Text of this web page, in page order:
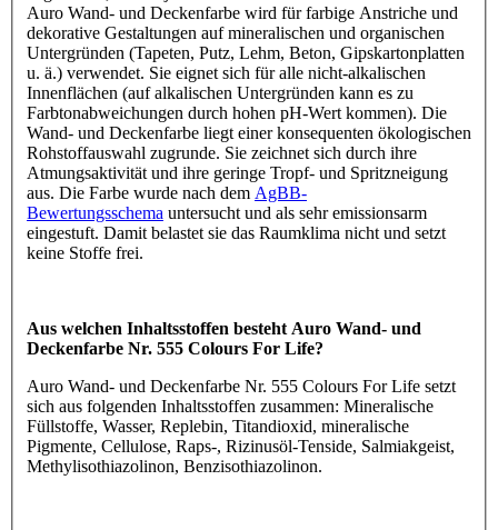
Auro Wand- und Deckenfarbe wird für farbige Anstriche und
dekorative Gestaltungen auf mineralischen und organischen
Untergründen (Tapeten, Putz, Lehm, Beton, Gipskartonplatten
u. ä.) verwendet. Sie eignet sich für alle nicht-alkalischen
Innenflächen (auf alkalischen Untergründen kann es zu
Farbtonabweichungen durch hohen pH-Wert kommen). Die
Wand- und Deckenfarbe liegt einer konsequenten ökologischen
Rohstoffauswahl zugrunde. Sie zeichnet sich durch ihre
Atmungsaktivität und ihre geringe Tropf- und Spritzneigung
aus. Die Farbe wurde nach dem AgBB-
Bewertungsschema untersucht und als sehr emissionsarm
eingestuft. Damit belastet sie das Raumklima nicht und setzt
keine Stoffe frei.
Aus welchen Inhaltsstoffen besteht Auro Wand- und
Deckenfarbe Nr. 555 Colours For Life?
Auro Wand- und Deckenfarbe Nr. 555 Colours For Life setzt
sich aus folgenden Inhaltsstoffen zusammen: Mineralische
Füllstoffe, Wasser, Replebin, Titandioxid, mineralische
Pigmente, Cellulose, Raps-, Rizinusöl-Tenside, Salmiakgeist,
Methylisothiazolinon, Benzisothiazolinon.